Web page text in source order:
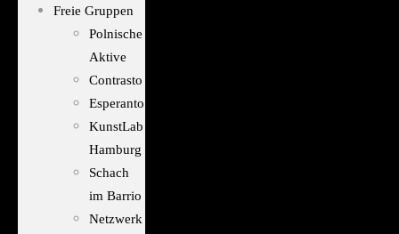
Freie Gruppen
Polnische
Aktive
Contrasto
Esperanto
KunstLab
Hamburg
Schach
im Barrio
Netzwerk